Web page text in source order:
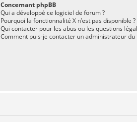
Concernant phpBB
Qui a développé ce logiciel de forum ?
Pourquoi la fonctionnalité X n’est pas disponible ?
Qui contacter pour les abus ou les questions
Comment puis-je contacter un administrateur du